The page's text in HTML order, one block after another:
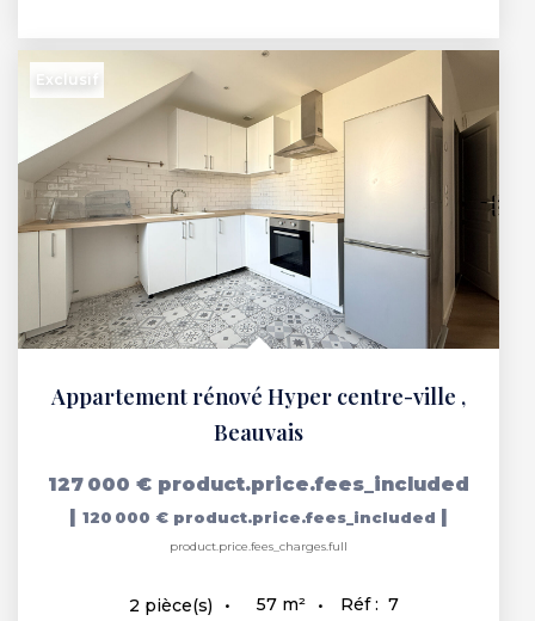
Exclusif
Appartement rénové Hyper centre-ville ,
Beauvais
127 000 € product.price.fees_included
| 120 000 € product.price.fees_included |
product.price.fees_charges.full
2 pièce(s) 57 m² Réf : 7